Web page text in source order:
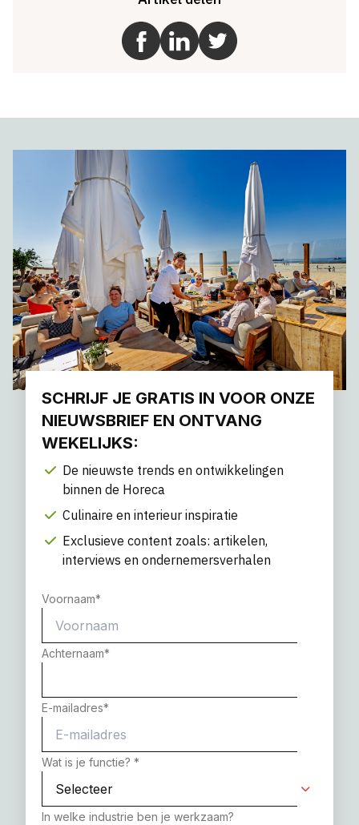
SCHRIJF JE GRATIS IN VOOR ONZE
NIEUWSBRIEF EN ONTVANG
WEKELIJKS:
De nieuwste trends en ontwikkelingen
binnen de Horeca
Culinaire en interieur inspiratie
Exclusieve content zoals: artikelen,
interviews en ondernemersverhalen
Voornaam*
Achternaam*
E-mailadres*
Wat is je functie? *
In welke industrie ben je werkzaam?